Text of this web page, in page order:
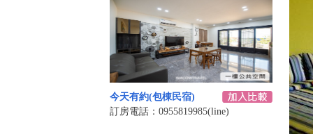
今天有約(包棟民宿)
訂房電話：0955819985(line)